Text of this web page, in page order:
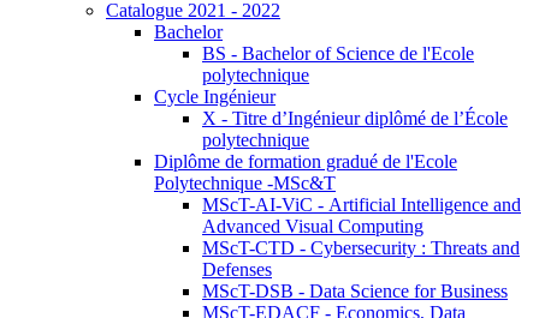
Catalogue 2021 - 2022
Bachelor
BS - Bachelor of Science de l'Ecole
polytechnique
Cycle Ingénieur
X - Titre d’Ingénieur diplômé de l’École
polytechnique
Diplôme de formation gradué de l'Ecole
Polytechnique -MSc&T
MScT-AI-ViC - Artificial Intelligence and
Advanced Visual Computing
MScT-CTD - Cybersecurity : Threats and
Defenses
MScT-DSB - Data Science for Business
MScT-EDACF - Economics, Data